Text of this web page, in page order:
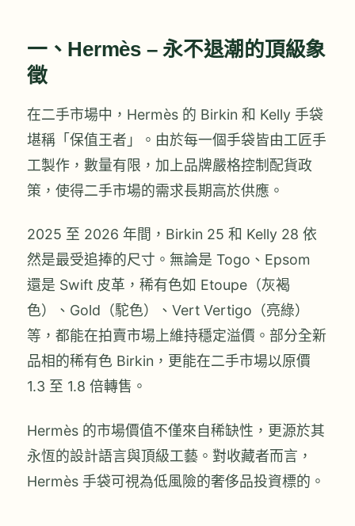
一、Hermès – 永不退潮的頂級象
徵
在二手市場中，Hermès 的 Birkin 和 Kelly 手袋
堪稱「保值王者」。由於每一個手袋皆由工匠手
工製作，數量有限，加上品牌嚴格控制配貨政
策，使得二手市場的需求長期高於供應。
2025 至 2026 年間，Birkin 25 和 Kelly 28 依
然是最受追捧的尺寸。無論是 Togo、Epsom
還是 Swift 皮革，稀有色如 Etoupe（灰褐
色）、Gold（駝色）、Vert Vertigo（亮綠）
等，都能在拍賣市場上維持穩定溢價。部分全新
品相的稀有色 Birkin，更能在二手市場以原價
1.3 至 1.8 倍轉售。
Hermès 的市場價值不僅來自稀缺性，更源於其
永恆的設計語言與頂級工藝。對收藏者而言，
Hermès 手袋可視為低風險的奢侈品投資標的。